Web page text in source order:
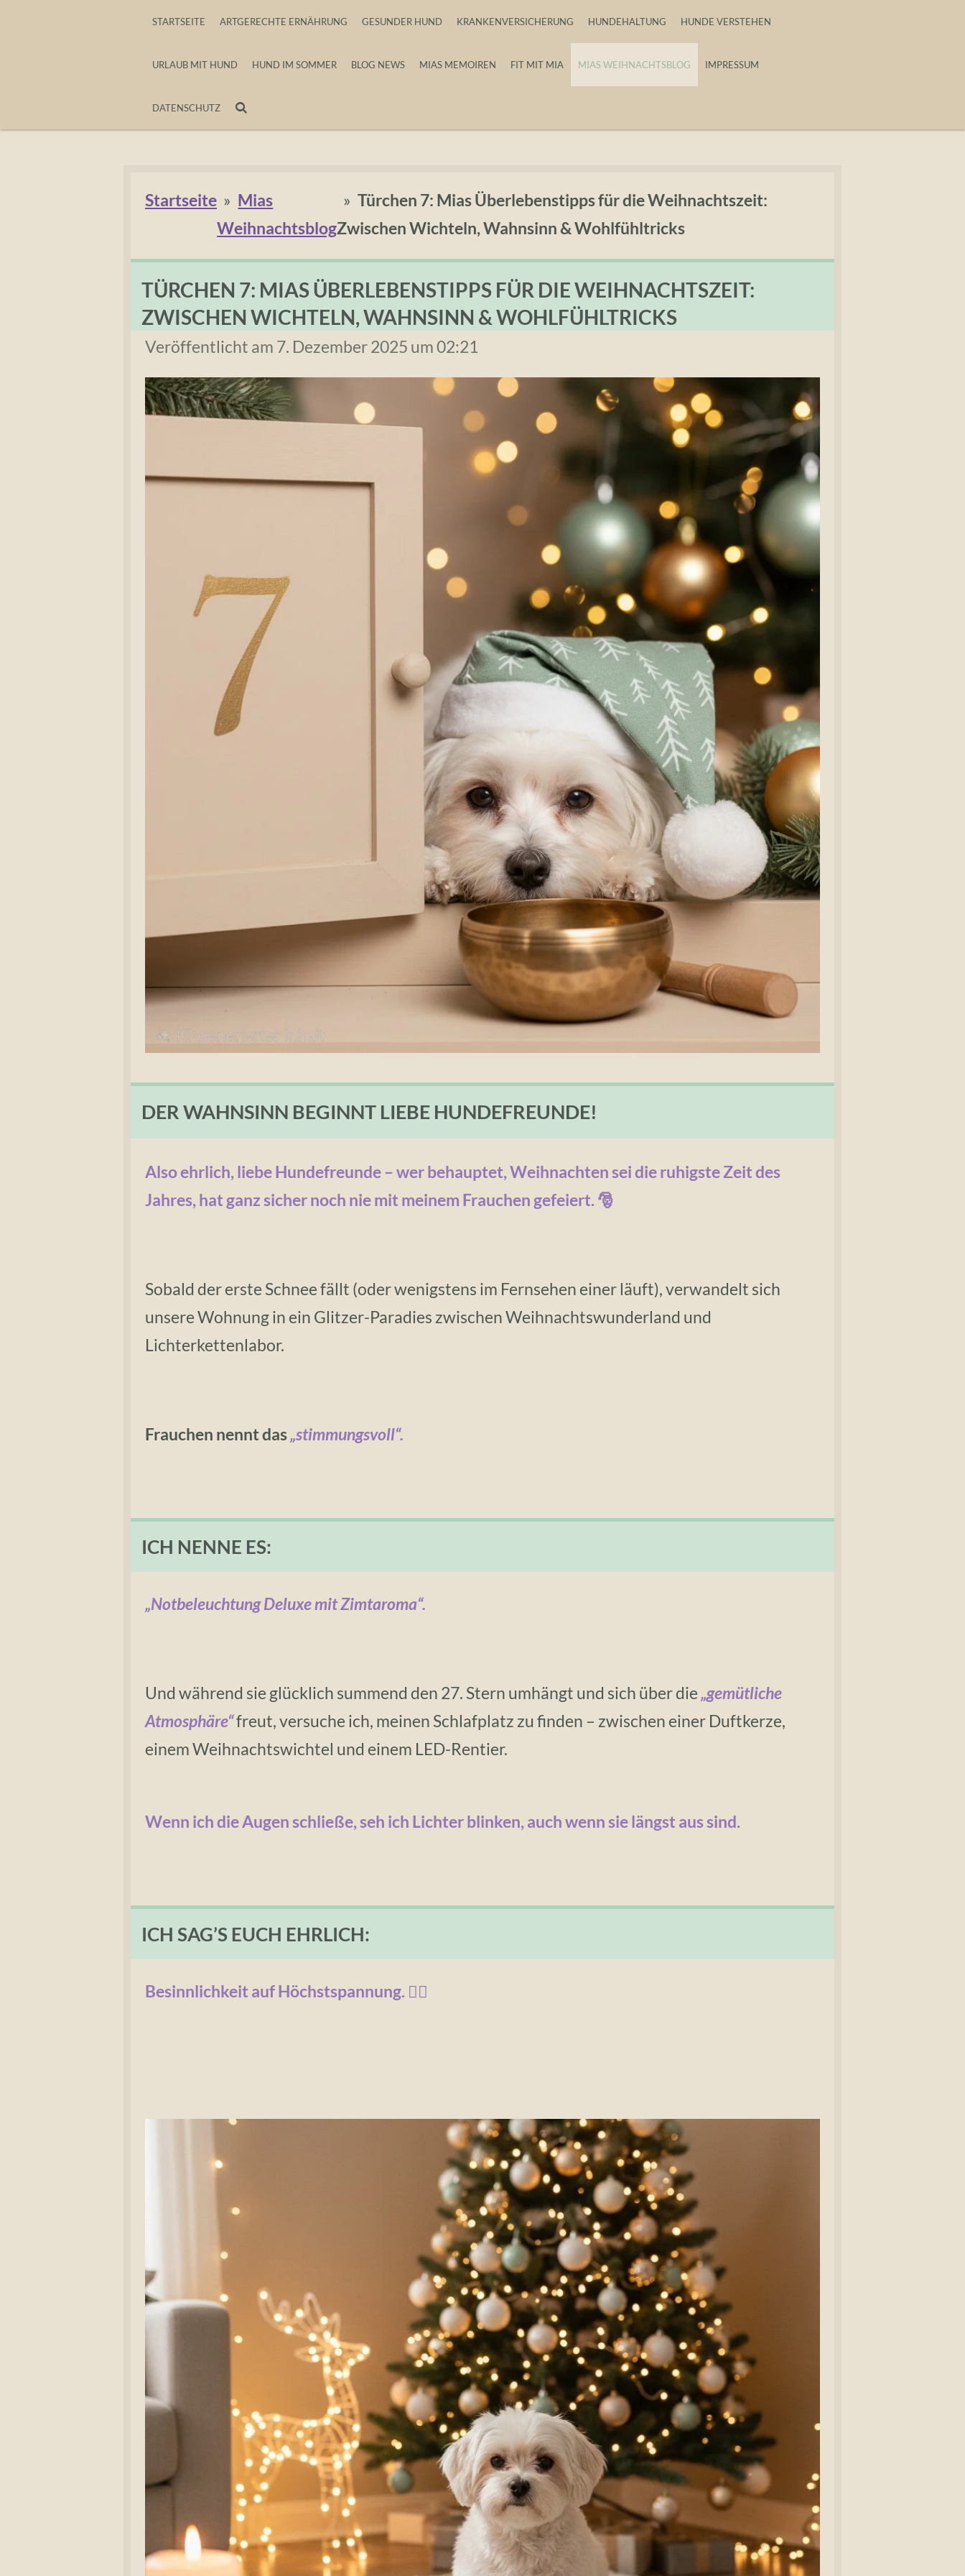
STARTSEITE ARTGERECHTE ERNÄHRUNG GESUNDER HUND KRANKENVERSICHERUNG HUNDEHALTUNG HUNDE VERSTEHEN
URLAUB MIT HUND HUND IM SOMMER BLOG NEWS MIAS MEMOIREN FIT MIT MIA MIAS WEIHNACHTSBLOG IMPRESSUM
DATENSCHUTZ
Startseite » Mias
Weihnachtsblog
» Türchen 7: Mias Überlebenstipps für die Weihnachtszeit:
Zwischen Wichteln, Wahnsinn & Wohlfühltricks
TÜRCHEN 7: MIAS ÜBERLEBENSTIPPS FÜR DIE WEIHNACHTSZEIT:
ZWISCHEN WICHTELN, WAHNSINN & WOHLFÜHLTRICKS
Veröffentlicht am 7. Dezember 2025 um 02:21
DER WAHNSINN BEGINNT LIEBE HUNDEFREUNDE!
Also ehrlich, liebe Hundefreunde – wer behauptet, Weihnachten sei die ruhigste Zeit des
Jahres, hat ganz sicher noch nie mit meinem Frauchen gefeiert. 🎅
Sobald der erste Schnee fällt (oder wenigstens im Fernsehen einer läuft), verwandelt sich
unsere Wohnung in ein Glitzer-Paradies zwischen Weihnachtswunderland und
Lichterkettenlabor.
Frauchen nennt das„stimmungsvoll“.
ICH NENNE ES:
„Notbeleuchtung Deluxe mit Zimtaroma“.
Und während sie glücklich summend den 27. Stern umhängt und sich über die „gemütliche
Atmosphäre“freut, versuche ich, meinen Schlafplatz zu finden – zwischen einer Duftkerze,
einem Weihnachtswichtel und einem LED-Rentier.
Wenn ich die Augen schließe, seh ich Lichter blinken, auch wenn sie längst aus sind.
ICH SAG’S EUCH EHRLICH:
Besinnlichkeit auf Höchstspannung. 😵‍💫